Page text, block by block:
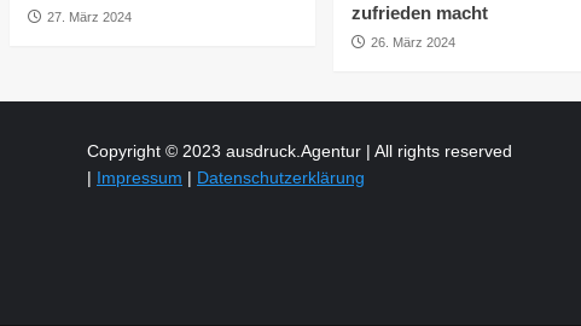
27. März 2024
zufrieden macht
26. März 2024
Copyright © 2023 ausdruck.Agentur | All rights reserved
| Impressum | Datenschutzerklärung